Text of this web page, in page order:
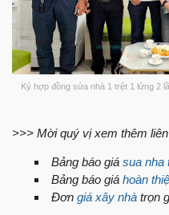
Ký hợp đồng sửa nhà 1 trệt 1 lửng 2
>>> Mời quý vị xem thêm
Bảng báo giá sua nha
Bảng báo giá hoàn
Đơn giá xây nhà trọn